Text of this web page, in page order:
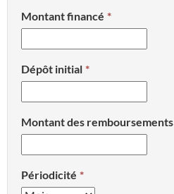
Montant financé
Dépôt initial
Montant des remboursements
Périodicité